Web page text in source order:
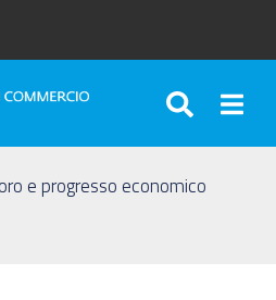
e progresso economico